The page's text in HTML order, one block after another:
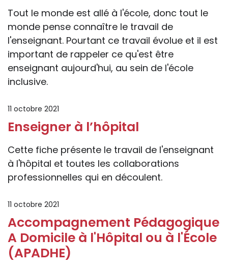
Tout le monde est allé à l'école, donc tout le
monde pense connaître le travail de
l'enseignant. Pourtant ce travail évolue et il est
important de rappeler ce qu'est être
enseignant aujourd'hui, au sein de l'école
inclusive.
11 octobre 2021
Enseigner à l’hôpital
Cette fiche présente le travail de l'enseignant
à l'hôpital et toutes les collaborations
professionnelles qui en découlent.
11 octobre 2021
Accompagnement Pédagogique
A Domicile à l'Hôpital ou à l'École
(APADHE)